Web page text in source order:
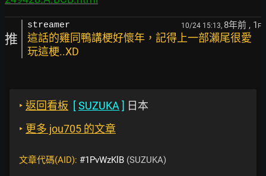
推
streamer 10/24 15:13, 8年前 , 1 F
這話的雞同鴨講梗好懷年，記得上一部瀨尾很愛
玩這梗..XD
‣ 返回看板 [SUZUKA ] 日本
‣ 更多 jou705 的文章
文章代碼(AID): #1PvWzKlB (SUZUKA)